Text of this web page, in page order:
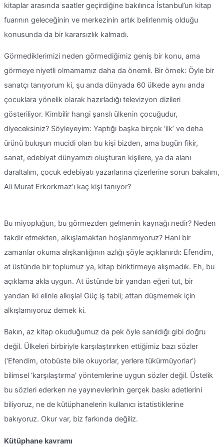
kitaplar arasında saatler geçirdiğine bakılınca İstanbul’un kitap
fuarının geleceğinin ve merkezinin artık belirlenmiş olduğu
konusunda da bir kararsızlık kalmadı.
Görmediklerimizi neden görmediğimiz geniş bir konu, ama
görmeye niyetli olmamamız daha da önemli. Bir örnek: Öyle bir
sanatçı tanıyorum ki, şu anda dünyada 60 ülkede aynı anda
çocuklara yönelik olarak hazırladığı televizyon dizileri
gösteriliyor. Kimbilir hangi şanslı ülkenin çocuğudur,
diyeceksiniz? Söyleyeyim: Yaptığı başka birçok ‘ilk’ ve deha
ürünü buluşun mucidi olan bu kişi bizden, ama bugün fikir,
sanat, edebiyat dünyamızı oluşturan kişilere, ya da alanı
daraltalım, çocuk edebiyatı yazarlarına çizerlerine sorun bakalım,
Ali Murat Erkorkmaz’ı kaç kişi tanıyor?
Bu miyopluğun, bu görmezden gelmenin kaynağı nedir? Neden
takdir etmekten, alkışlamaktan hoşlanmıyoruz? Hani bir
zamanlar okuma alışkanlığının azlığı şöyle açıklanırdı: Efendim,
at üstünde bir toplumuz ya, kitap biriktirmeye alışmadık. Eh, bu
açıklama akla uygun. At üstünde bir yandan eğeri tut, bir
yandan iki elinle alkışla! Güç iş tabii; attan düşmemek için
alkışlamıyoruz demek ki.
Bakın, az kitap okuduğumuz da pek öyle sanıldığı gibi doğru
değil. Ülkeleri birbiriyle karşılaştırırken ettiğimiz bazı sözler
(‘Efendim, otobüste bile okuyorlar, yerlere tükürmüyorlar’)
bilimsel ‘karşılaştırma’ yöntemlerine uygun sözler değil. Üstelik
bu sözleri ederken ne yayınevlerinin gerçek baskı adetlerini
biliyoruz, ne de kütüphanelerin kullanıcı istatistiklerine
bakıyoruz. Okur var, biz farkında değiliz.
Kütüphane kavramı